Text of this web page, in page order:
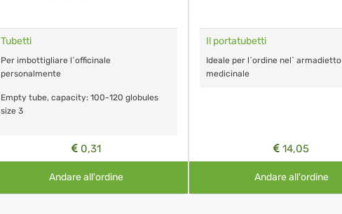
Tubetti
Per imbottigliare l´officinale
personalmente
Empty tube, capacity: 100-120 globules
size 3
0,31
Andare all'ordine
Il portatubetti
Ideale per l´ordine nel` armadietto
medicinale
14,05
Andare all'ordine